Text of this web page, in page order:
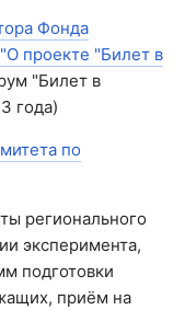
Фонда
проекте "Билет в
"Билет в
года)
по
регионального
эксперимента,
подготовки
приём на